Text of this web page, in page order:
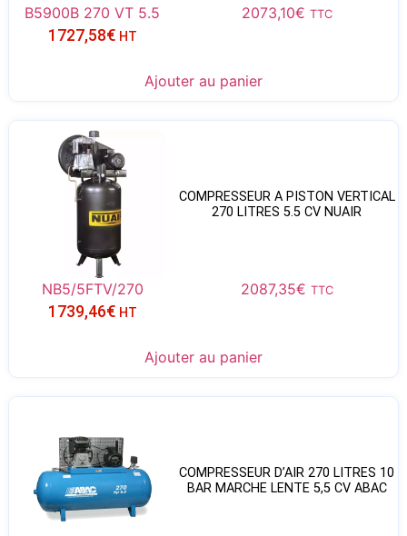
B5900B 270 VT 5.5 2073,10€ TTC
1727,58€ HT
Ajouter au panier
COMPRESSEUR A PISTON VERTICAL
270 LITRES 5.5 CV NUAIR
NB5/5FTV/270 2087,35€ TTC
1739,46€ HT
Ajouter au panier
COMPRESSEUR D’AIR 270 LITRES 10
BAR MARCHE LENTE 5,5 CV ABAC